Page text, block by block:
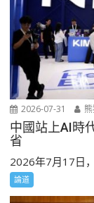
2026-07-31
中國站上AI時
省
2026年7月17日
論道